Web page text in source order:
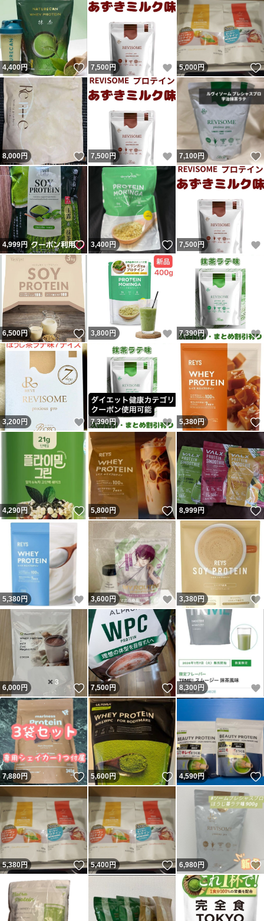
4,400円 いいね！
7,500 円 いいね！
5,000円
8,000円 いいね！
7,500 円 いいね！
7,100円
4,999円 いいね！
3,400円 いいね！
7,500 円
6,500円 いいね！
3,800 円 いいね！
7,390円
3,200円 いいね！
7,390円 いいね！
5,380円
4,290円 いいね！
5,800円 いいね！
8,999円
5,380円 いいね！
3,600円 いいね！
3,380円
6,000円 いいね！
7,500円 いいね！
8,300 円
7,880円 いいね！
5,600円 いいね！
4,590円
5,380円 いいね！
5,400円 いいね！
6,980円